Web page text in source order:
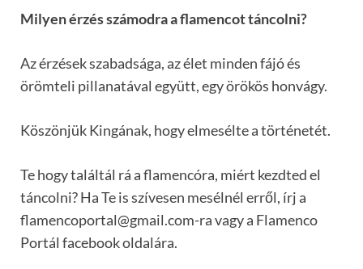
Milyen érzés számodra a flamencot táncolni?
Az érzések szabadsága, az élet minden fájó és
örömteli pillanatával együtt, egy örökös honvágy.
Köszönjük Kingának, hogy elmesélte a történetét.
Te hogy találtál rá a flamencóra, miért kezdted el
táncolni? Ha Te is szívesen mesélnél erről, írj a
flamencoportal@gmail.com-ra vagy a Flamenco
Portál facebook oldalára.